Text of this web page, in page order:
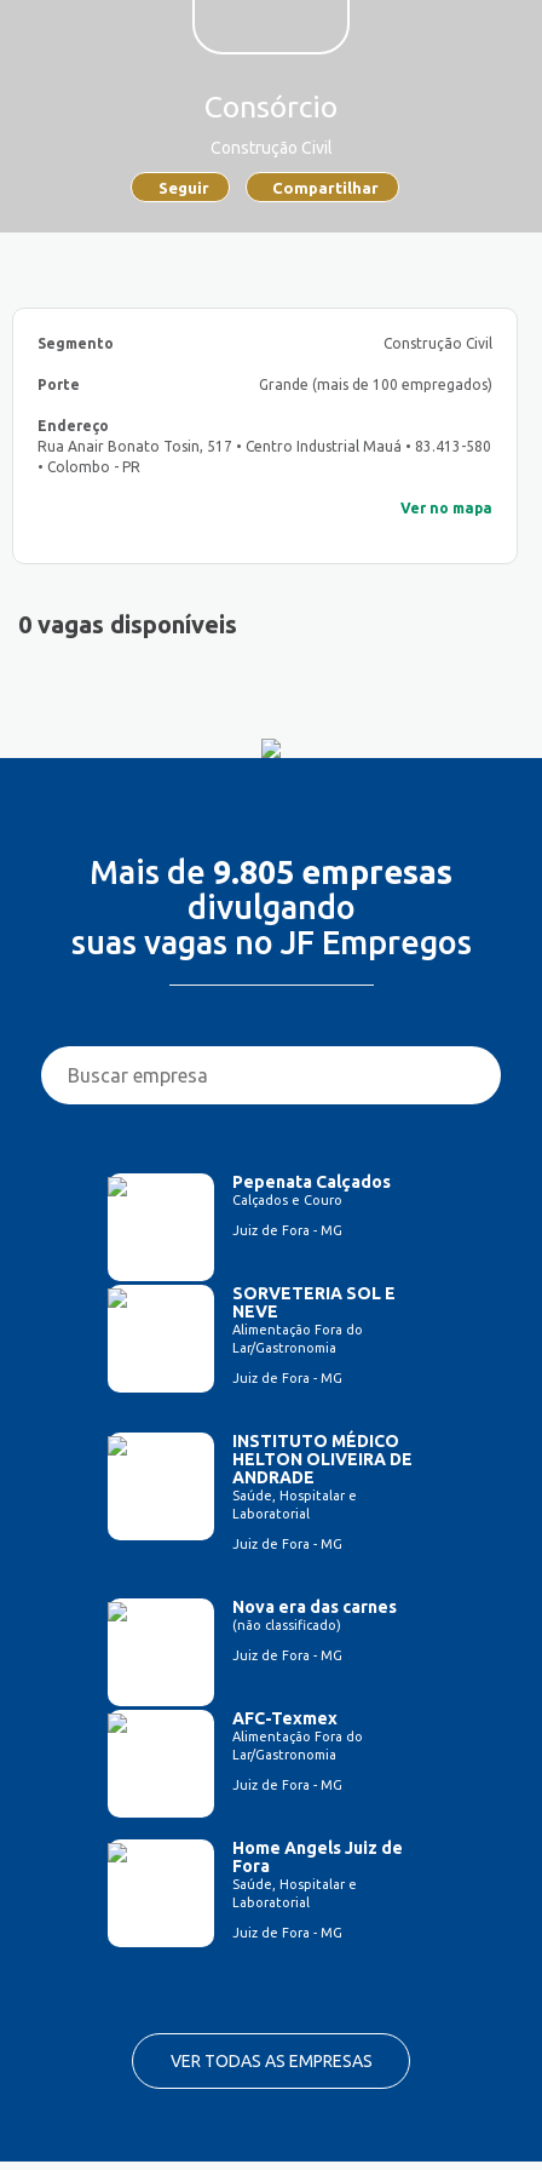
Consórcio
Construção Civil
Seguir Compartilhar
Segmento Construção Civil
Porte Grande (mais de 100 empregados)
Endereço
Rua Anair Bonato Tosin, 517 • Centro Industrial Mauá • 83.413-580
• Colombo - PR
Ver no mapa
0 vagas disponíveis
Mais de 9.805 empresas
divulgando
suas vagas no JF Empregos
Pepenata Calçados
Calçados e Couro
Juiz de Fora - MG
SORVETERIA SOL E
NEVE
Alimentação Fora do
Lar/Gastronomia
Juiz de Fora - MG
INSTITUTO MÉDICO
HELTON OLIVEIRA DE
ANDRADE
Saúde, Hospitalar e
Laboratorial
Juiz de Fora - MG
Nova era das carnes
(não classificado)
Juiz de Fora - MG
AFC-Texmex
Alimentação Fora do
Lar/Gastronomia
Juiz de Fora - MG
Home Angels Juiz de
Fora
Saúde, Hospitalar e
Laboratorial
Juiz de Fora - MG
VER TODAS AS EMPRESAS